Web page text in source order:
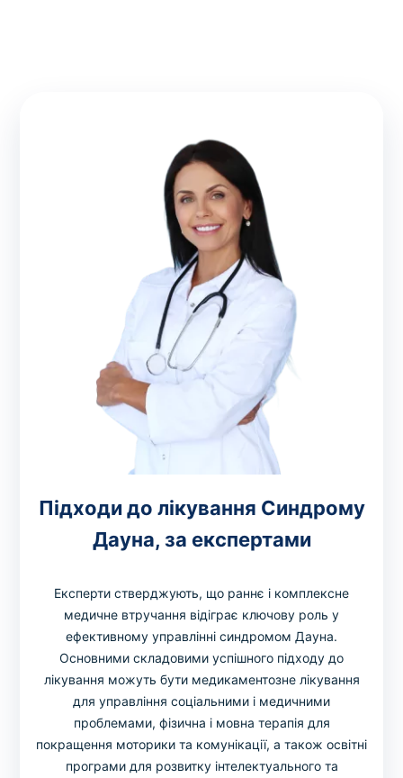
Підходи до лікування Синдрому
Дауна, за експертами
Експерти стверджують, що раннє і комплексне
медичне втручання відіграє ключову роль у
ефективному управлінні синдромом Дауна.
Основними складовими успішного підходу до
лікування можуть бути медикаментозне лікування
для управління соціальними і медичними
проблемами, фізична і мовна терапія для
покращення моторики та комунікації, а також освітні
програми для розвитку інтелектуального та